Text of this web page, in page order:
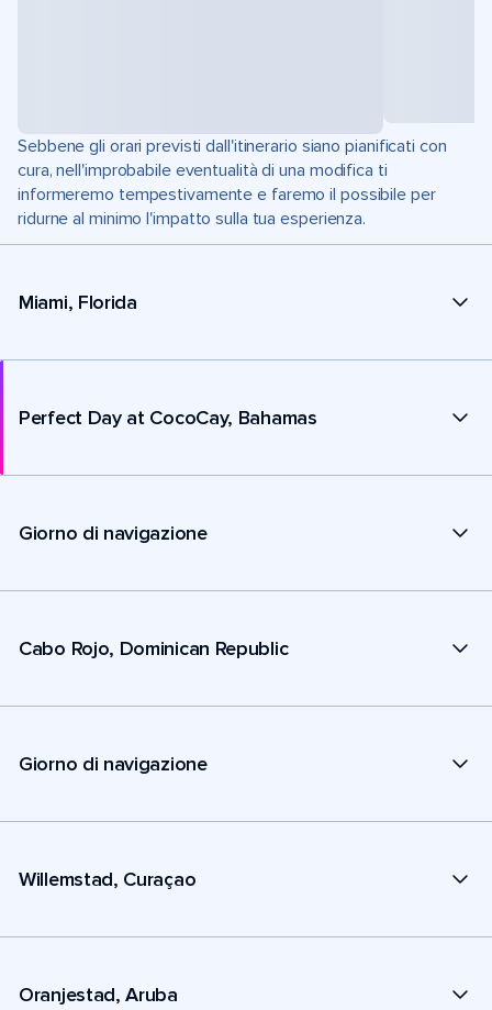
Sebbene gli orari previsti dall'itinerario siano pianificati con
cura, nell'improbabile eventualità di una modifica ti
informeremo tempestivamente e faremo il possibile per
ridurne al minimo l'impatto sulla tua esperienza.
Miami, Florida
Perfect Day at CocoCay, Bahamas
Giorno di navigazione
Cabo Rojo, Dominican Republic
Giorno di navigazione
Willemstad, Curaçao
Oranjestad, Aruba